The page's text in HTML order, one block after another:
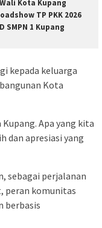
Kota Kupang
TP PKK 2026
SMPN 1 Kupang
kepada keluarga
Kota
Apa yang kita
dan apresiasi yang
sebagai perjalanan
peran komunitas
berbasis